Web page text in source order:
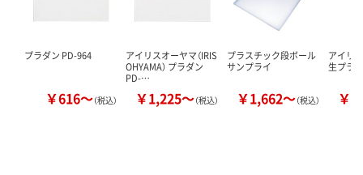
プラダン PD-964
￥616～（税込）
アイリスオーヤマ（IRIS
OHYAMA） プラダン
PD-…
￥1,225～（税込）
プラスチック段ボール
サンプライ
￥1,662～（税込）
アイリ
生プラ
￥